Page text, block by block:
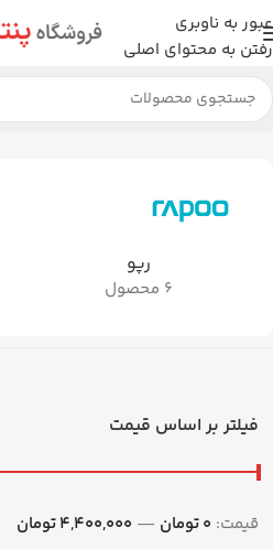
عبور به ناوبری
رفتن به محتوای اصلی
خانه لوازم جانبی هدست
رپو
6 محصول
فیلتر بر اساس قیمت
قیمت: 0 تومان — 4,400,000 تومان